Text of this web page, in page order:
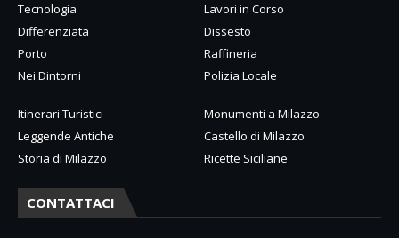
Tecnologia
Lavori in Corso
Differenziata
Dissesto
Porto
Raffineria
Nei Dintorni
Polizia Locale
Itinerari Turistici
Monumenti a Milazzo
Leggende Antiche
Castello di Milazzo
Storia di Milazzo
Ricette Siciliane
CONTATTACI